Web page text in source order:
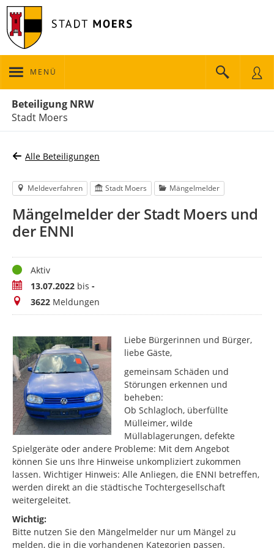
MENÜ
Beteiligung NRW
Stadt Moers
Alle Beteiligungen
Meldeverfahren Stadt Moers Mängelmelder
Mängelmelder der Stadt Moers und
der ENNI
StatusAktiv
Zeitraum13.07.2022 bis -
Meldungen
3622 Meldungen
Liebe Bürgerinnen und Bürger,
liebe Gäste,
gemeinsam Schäden und
Störungen erkennen und
beheben:
Ob Schlagloch, überfüllte
Mülleimer, wilde
Müllablagerungen, defekte
Spielgeräte oder andere Probleme: Mit dem Angebot
können Sie uns Ihre Hinweise unkompliziert zukommen
lassen. Wichtiger Hinweis: Alle Anliegen, die ENNI betreffen,
werden direkt an die städtische Tochtergesellschaft
weitergeleitet.
Wichtig:
Bitte nutzen Sie den Mängelmelder nur um Mängel zu
melden, die in die vorhandenen Kategorien passen.